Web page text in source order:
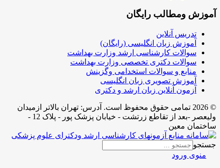
آموزش ومطالب رایگان
تدریس آنلاین
آموزش زبان انگلیسی (رایگان)
سوالات کارشناسی ارشد وزارت بهداشت
سوالات دکتری تخصصی وزارت بهداشت
منابع و سوالات استخدامی وگزینش
آموزش تصویری زبان انگلیسی
آزمون آنلاین زبان ارشد و دکتری
© 2026 تمامی حقوق محفوظ است. آدرس:‌ تهران بالاتر ازمیدان
ولیعصر -بعد از تقاطع زرتشت - خیابان پزشک پور - پلاک 12 -
ساختمان معین
جستجو
منوی ورود